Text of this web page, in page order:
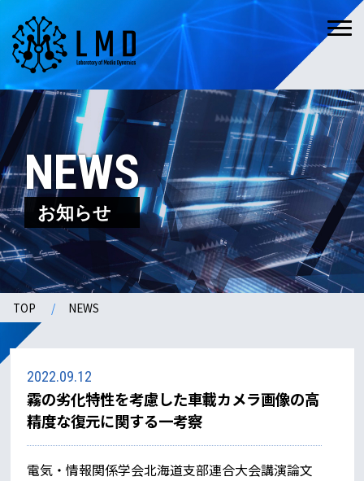
NEWS
お知らせ
TOP NEWS
2022.09.12
霧の劣化特性を考慮した車載カメラ画像の高
精度な復元に関する一考察
電気・情報関係学会北海道支部連合大会講演論文